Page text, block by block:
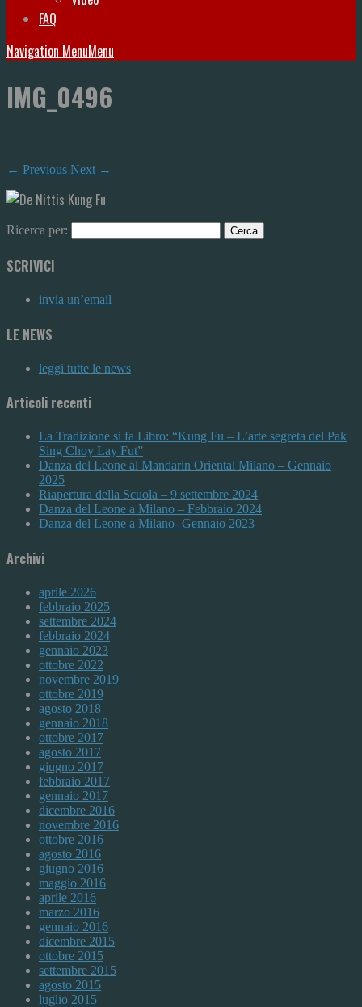
FAQ
Navigation MenuMenu
IMG_0496
← Previous Next →
Ricerca per:
SCRIVICI
invia un’email
LE NEWS
leggi tutte le news
Articoli recenti
La Tradizione si fa Libro: “Kung Fu – L’arte segreta del Pak
Sing Choy Lay Fut”
Danza del Leone al Mandarin Oriental Milano – Gennaio
2025
Riapertura della Scuola – 9 settembre 2024
Danza del Leone a Milano – Febbraio 2024
Danza del Leone a Milano- Gennaio 2023
Archivi
aprile 2026
febbraio 2025
settembre 2024
febbraio 2024
gennaio 2023
ottobre 2022
novembre 2019
ottobre 2019
agosto 2018
gennaio 2018
ottobre 2017
agosto 2017
giugno 2017
febbraio 2017
gennaio 2017
dicembre 2016
novembre 2016
ottobre 2016
agosto 2016
giugno 2016
maggio 2016
aprile 2016
marzo 2016
gennaio 2016
dicembre 2015
ottobre 2015
settembre 2015
agosto 2015
luglio 2015